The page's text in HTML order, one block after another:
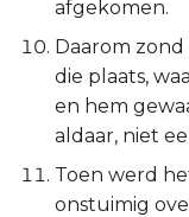
Hebreeën
Jakobus
1 Petrus
afgekomen.
Daarom
die plaats,
en hem
aldaar, niet
Toen werd
onstuimig